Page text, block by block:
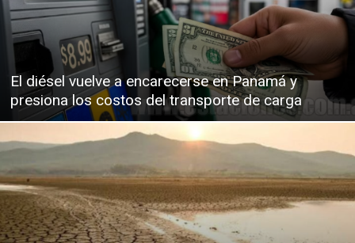
El diésel vuelve a encarecerse en Panamá y
presiona los costos del transporte de carga